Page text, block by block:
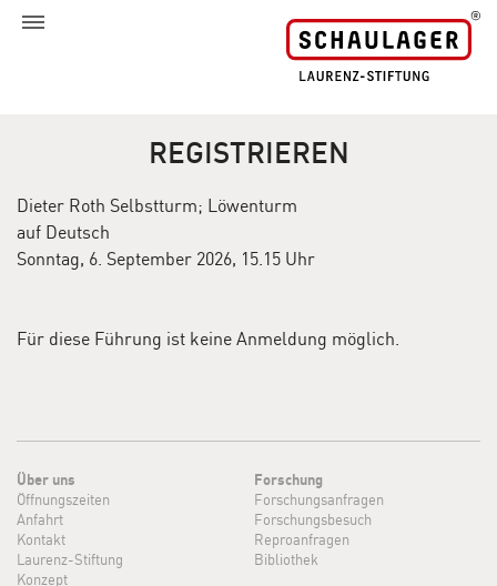
REGISTRIEREN
Dieter Roth Selbstturm; Löwenturm
auf Deutsch
Sonntag, 6. September 2026, 15.15 Uhr
Für diese Führung ist keine Anmeldung möglich.
Über uns
Öffnungszeiten
Anfahrt
Kontakt
Laurenz-Stiftung
Konzept
Forschung
Forschungsanfragen
Forschungsbesuch
Reproanfragen
Bibliothek